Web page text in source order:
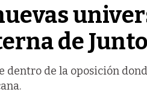
de
dentro de la oposición